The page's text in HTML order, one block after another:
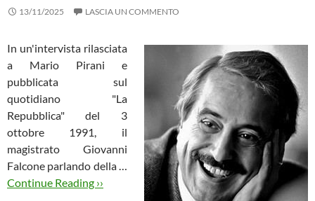
13/11/2025 LASCIA UN COMMENTO
In un'intervista rilasciata
a Mario Pirani e
pubblicata sul
quotidiano "La
Repubblica" del 3
ottobre 1991, il
magistrato Giovanni
Falcone parlando della …
Continue Reading ››